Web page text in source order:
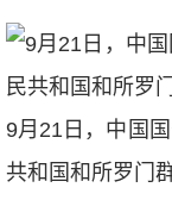
9月21日，中国
共和国和所罗门